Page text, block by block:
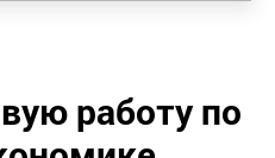
работу по